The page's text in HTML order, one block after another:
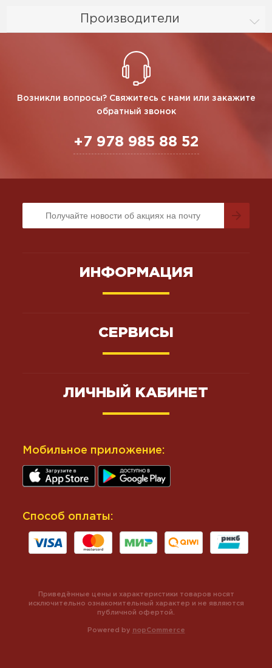
Производители
Возникли вопросы? Свяжитесь с нами или закажите
обратный звонок
+7 978 985 88 52
ИНФОРМАЦИЯ
СЕРВИСЫ
ЛИЧНЫЙ КАБИНЕТ
Мобильное приложение:
Способ оплаты:
Powered by nopCommerce
Приведённые цены и характеристики товаров носят
исключительно ознакомительный характер и не являются
публичной офертой.